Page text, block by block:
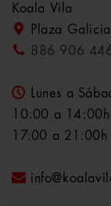
Koala Vila
Plaza
886 906
Lunes a
10:00 a 14:00h
17:00 a 21:00h